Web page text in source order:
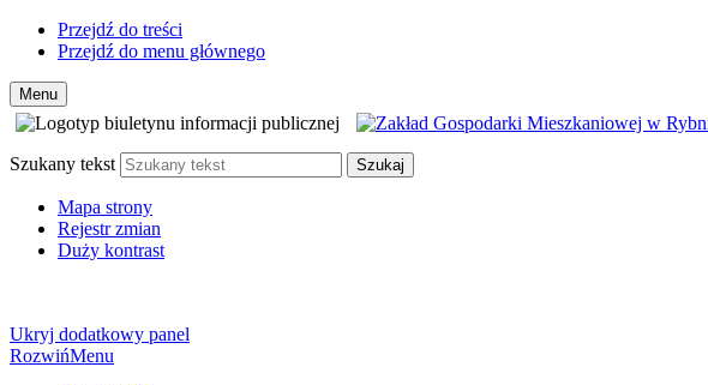
Przejdź do treści
Przejdź do menu głównego
Menu
Szukany tekst Szukaj
Mapa strony
Rejestr zmian
Duży kontrast
Ukryj dodatkowy panel
RozwińMenu